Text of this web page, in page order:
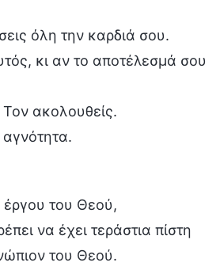
όλη την καρδιά σου.
κι αν το αποτέλεσμά σου
ακολουθείς.
αγνότητα.
του Θεού,
να έχει τεράστια πίστη
του Θεού.